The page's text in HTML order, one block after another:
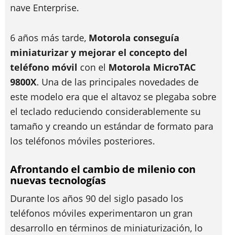
nave Enterprise.
6 años más tarde, Motorola conseguía
miniaturizar y mejorar el concepto del
teléfono móvil con el Motorola MicroTAC
9800X. Una de las principales novedades de
este modelo era que el altavoz se plegaba sobre
el teclado reduciendo considerablemente su
tamaño y creando un estándar de formato para
los teléfonos móviles posteriores.
Afrontando el cambio de milenio con
nuevas tecnologías
Durante los años 90 del siglo pasado los
teléfonos móviles experimentaron un gran
desarrollo en términos de miniaturización, lo